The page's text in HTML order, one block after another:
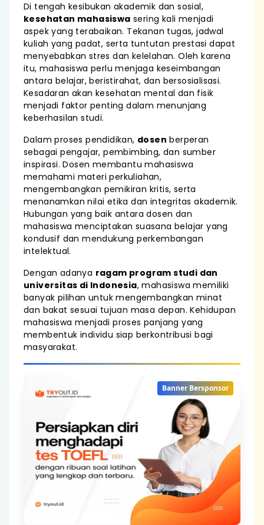
Di tengah kesibukan akademik dan sosial,
kesehatan mahasiswa sering kali menjadi
aspek yang terabaikan. Tekanan tugas, jadwal
kuliah yang padat, serta tuntutan prestasi dapat
menyebabkan stres dan kelelahan. Oleh karena
itu, mahasiswa perlu menjaga keseimbangan
antara belajar, beristirahat, dan bersosialisasi.
Kesadaran akan kesehatan mental dan fisik
menjadi faktor penting dalam menunjang
keberhasilan studi.
Dalam proses pendidikan, dosen berperan
sebagai pengajar, pembimbing, dan sumber
inspirasi. Dosen membantu mahasiswa
memahami materi perkuliahan,
mengembangkan pemikiran kritis, serta
menanamkan nilai etika dan integritas akademik.
Hubungan yang baik antara dosen dan
mahasiswa menciptakan suasana belajar yang
kondusif dan mendukung perkembangan
intelektual.
Dengan adanya ragam program studi dan
universitas di Indonesia, mahasiswa memiliki
banyak pilihan untuk mengembangkan minat
dan bakat sesuai tujuan masa depan. Kehidupan
mahasiswa menjadi proses panjang yang
membentuk individu siap berkontribusi bagi
masyarakat.
Banner Bersponsor